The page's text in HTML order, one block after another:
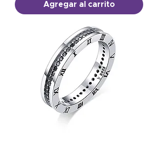
Agregar al carrito